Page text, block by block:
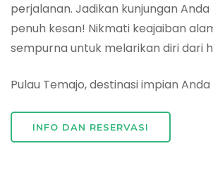
perjalanan. Jadikan kunjungan Anda
penuh kesan! Nikmati keajaiban
sempurna untuk melarikan diri dari
Pulau Temajo, destinasi impian
INFO DAN RESERVASI